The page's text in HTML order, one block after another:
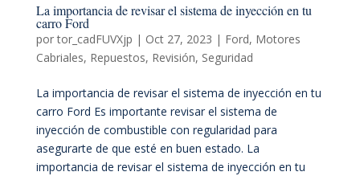
La importancia de revisar el sistema de inyección en tu
carro Ford
portor_cadFUVXjp | Oct 27, 2023 | Ford, Motores
Cabriales, Repuestos, Revisión, Seguridad
La importancia de revisar el sistema de inyección en tu
carro Ford Es importante revisar el sistema de
inyección de combustible con regularidad para
asegurarte de que esté en buen estado. La
importancia de revisar el sistema de inyección en tu